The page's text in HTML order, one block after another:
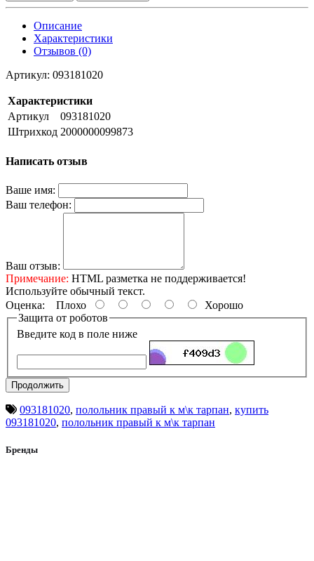
Описание
Характеристики
Отзывов (0)
Артикул: 093181020
Характеристики
Артикул
093181020
Штрихкод 2000000099873
Написать отзыв
Ваше имя:
Ваш телефон:
Ваш отзыв:
Примечание: HTML разметка не поддерживается!
Используйте обычный текст.
Оценка: Плохо
Хорошо
Защита от роботов
Введите код в поле ниже
Продолжить
093181020, полольник правый к м\к тарпан, купить
093181020, полольник правый к м\к тарпан
Бренды